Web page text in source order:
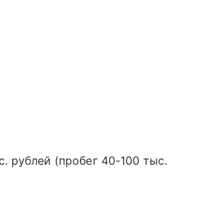
рублей (пробег 40-100 тыс.